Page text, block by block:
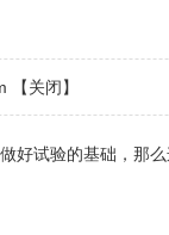
【关闭】
试验的基础，那